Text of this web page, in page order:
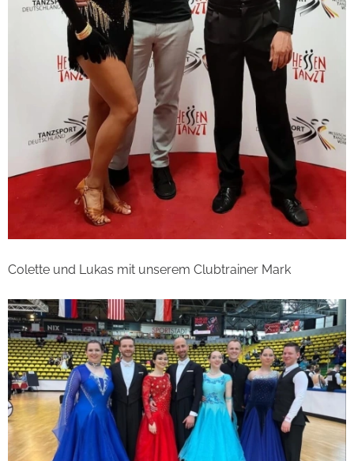
Colette und Lukas mit unserem Clubtrainer Mark